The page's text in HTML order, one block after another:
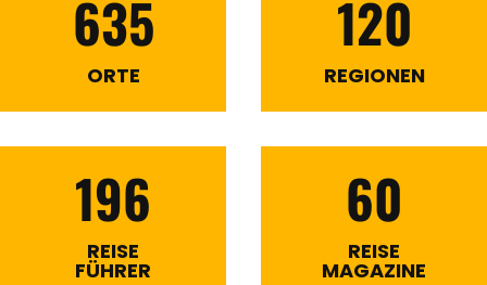
635
ORTE
120
REGIONEN
196
REISE
FÜHRER
60
REISE
MAGAZINE